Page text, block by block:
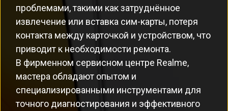
проблемами, такими как затруднённое
извлечение или вставка сим-карты, потеря
контакта между карточкой и устройством, что
приводит к необходимости ремонта.
В фирменном сервисном центре Realme,
мастера обладают опытом и
специализированными инструментами для
точного диагностирования и эффективного